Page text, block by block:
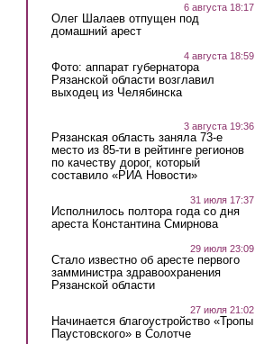
6 августа 18:17
Олег Шалаев отпущен под
домашний арест
4 августа 18:59
Фото: аппарат губернатора
Рязанской области возглавил
выходец из Челябинска
3 августа 19:36
Рязанская область заняла 73-е
место из 85-ти в рейтинге регионов
по качеству дорог, который
составило «РИА Новости»
31 июля 17:37
Исполнилось полтора года со дня
ареста Константина Смирнова
29 июля 23:09
Стало известно об аресте первого
замминистра здравоохранения
Рязанской области
27 июля 21:02
Начинается благоустройство «Тропы
Паустовского» в Солотче